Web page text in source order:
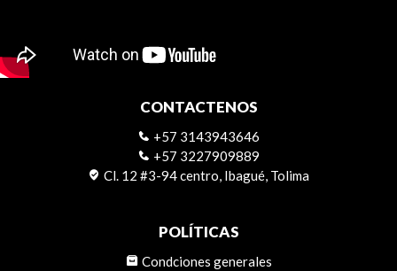
CONTACTENOS
+57 3143943646
+57 3227909889
Cl. 12 #3-94 centro, Ibagué, Tolima
POLÍTICAS
Condciones generales